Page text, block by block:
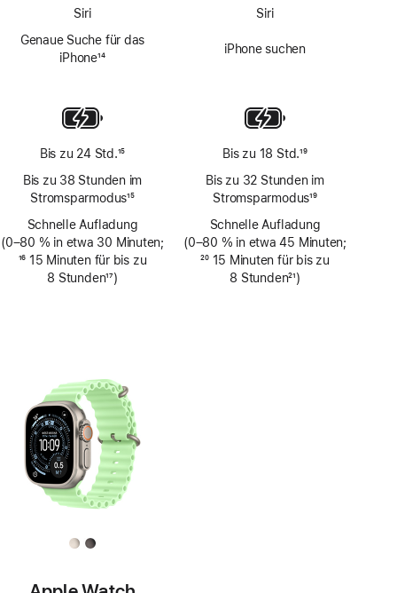
Siri
Genaue Suche für das
iPhone14
Bis zu 24 Std.15
Bis zu 38 Stunden im
Stromsparmodus15
Schnelle Aufladung
(0–80 % in etwa 30 Minuten;
Fußnote
16 15 Minuten für bis zu
8 Stunden17)
Siri
iPhone suchen
Bis zu 18 Std.19
Bis zu 32 Stunden im
Stromsparmodus19
Schnelle Aufladung
(0–80 % in etwa 45 Minuten;
Fußnote
2015 Minuten für bis zu
8 Stunden21)